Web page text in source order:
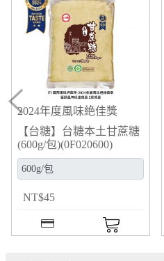
2024年度風味絶佳獎
【台糖】台糖本土甘蔗糖
(600g/包)(0F020600)
NT$45